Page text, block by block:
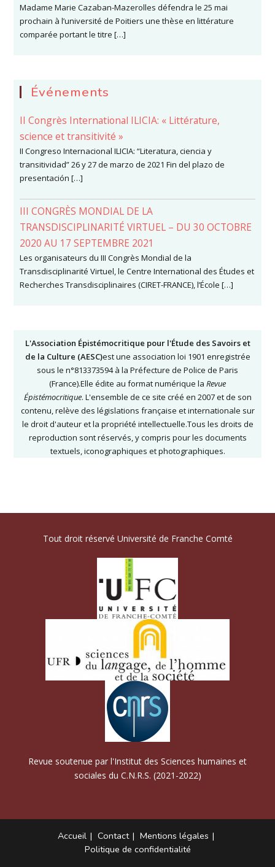
Madame Marie Cazaban-Mazerolles défendra le 25 mai
prochain à l’université de Poitiers une thèse en littérature
comparée portant le titre […]
Événements
II Congrès International ILICIA: « Littérature,
science et transitivité »
II Congreso Internacional ILICIA: “Literatura, ciencia y
transitividad” 26 y 27 de marzo de 2021 Fin del plazo de
presentación […]
III CONGRÈS MONDIAL DE LA
TRANSDISCIPLINARITÉ VIRTUEL – DU 30 OCTOBRE
2020 AU 17 SEPTEMBRE 2021
Les organisateurs du III Congrès Mondial de la
Transdisciplinarité Virtuel, le Centre International des Études et
Recherches Transdisciplinaires (CIRET-FRANCE), l’École […]
L'Association Épistémocritique pour l'Étude des Savoirs et
de la Culture (AESC)est une association loi 1901 enregistrée
sous le n°813373594 à la Préfecture de Police de Paris
(France).Elle édite au format numérique la Revue
Épistémocritique. L'ensemble de ce site créé en 2007 et de son
contenu, relève des législations française et internationale sur
le droit d'auteur et la propriété intellectuelle.Tous les droits de
reproduction sont réservés, y compris pour les documents
textuels, iconographiques et photographiques.
Tout droit réservé Université de Franche Comté
Revue soutenue par l'Institut des Sciences humaines et
sociales du C.N.R.S. (2021-2022)
Accueil Contact
Mentions légales
Politique de confidentialité